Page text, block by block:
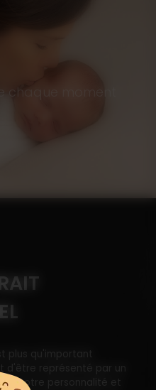
chaque moment
plus qu'important
d'être représenté par un
notre personnalité et